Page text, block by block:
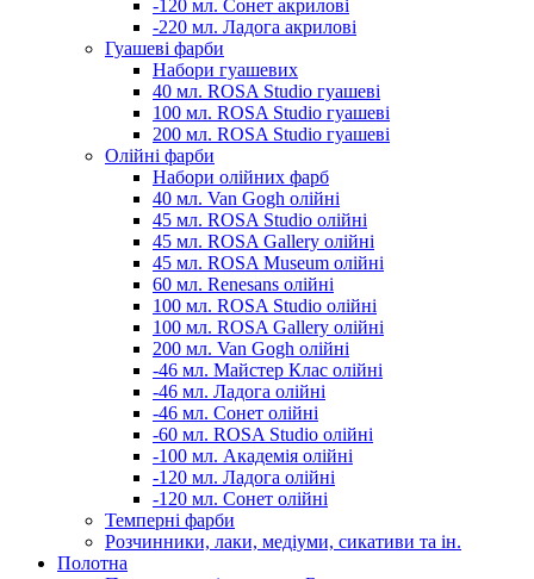
-120 мл. Сонет акрилові
-220 мл. Ладога акрилові
Гуашеві фарби
Набори гуашевих
40 мл. ROSA Studio гуашеві
100 мл. ROSA Studio гуашеві
200 мл. ROSA Studio гуашеві
Олійні фарби
Набори олійних фарб
40 мл. Van Gogh олійні
45 мл. ROSA Studio олійні
45 мл. ROSA Gallery олійні
45 мл. ROSA Museum олійні
60 мл. Renesans олійні
100 мл. ROSA Studio олійні
100 мл. ROSA Gallery олійні
200 мл. Van Gogh олійні
-46 мл. Майстер Клас олійні
-46 мл. Ладога олійні
-46 мл. Сонет олійні
-60 мл. ROSA Studio олійні
-100 мл. Академія олійні
-120 мл. Ладога олійні
-120 мл. Сонет олійні
Темперні фарби
Розчинники, лаки, медіуми, сикативи та ін.
Полотна